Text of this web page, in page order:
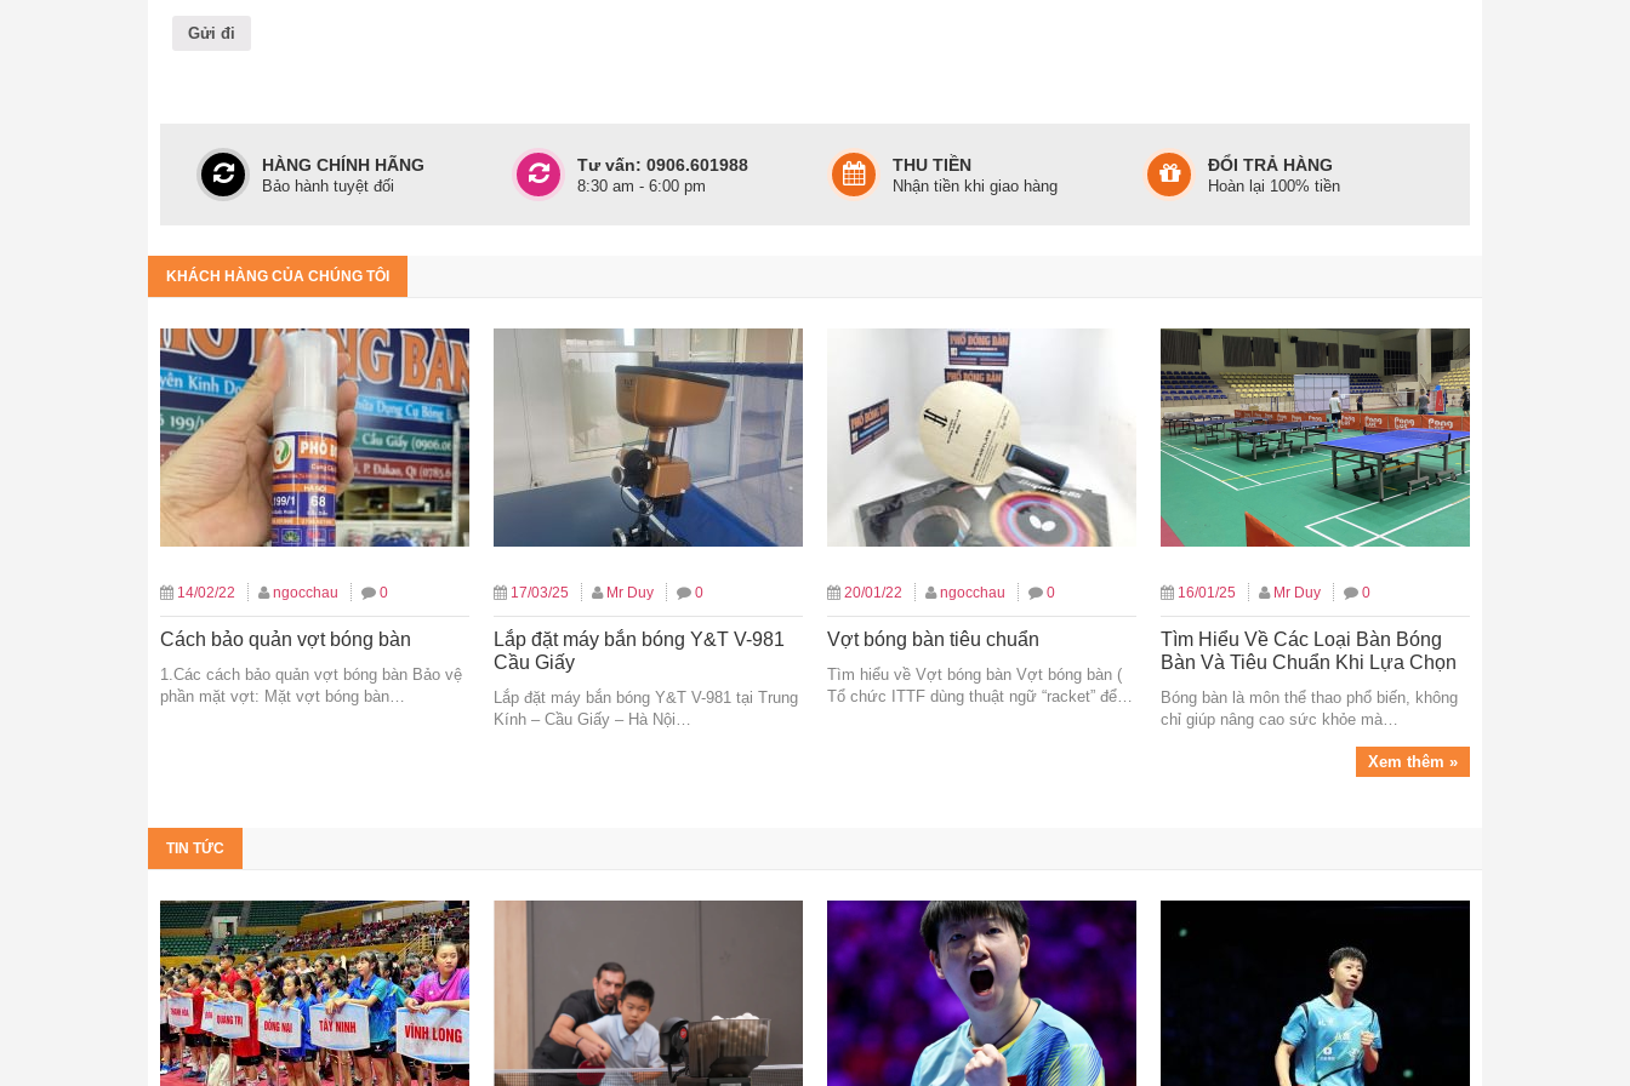
HÀNG CHÍNH HÃNG
Bảo hành tuyệt đối
Tư vấn: 0906.601988
8:30 am - 6:00 pm
THU TIỀN
Nhận tiền khi giao hàng
ĐỔI TRẢ HÀNG
Hoàn lại 100% tiền
KHÁCH HÀNG CỦA CHÚNG TÔI
14/02/22 ngocchau 0
Cách bảo quản vợt bóng bàn
1.Các cách bảo quản vợt bóng bàn Bảo vệ
phần mặt vợt: Mặt vợt bóng bàn…
17/03/25 Mr Duy 0
Lắp đặt máy bắn bóng Y&T V-981
Cầu Giấy
Lắp đặt máy bắn bóng Y&T V-981 tại Trung
Kính – Cầu Giấy – Hà Nội…
20/01/22 ngocchau 0
Vợt bóng bàn tiêu chuẩn
Tìm hiểu về Vợt bóng bàn Vợt bóng bàn (
Tổ chức ITTF dùng thuật ngữ “racket” để…
16/01/25 Mr Duy 0
Tìm Hiểu Về Các Loại Bàn Bóng
Bàn Và Tiêu Chuẩn Khi Lựa Chọn
Bóng bàn là môn thể thao phổ biến, không
chỉ giúp nâng cao sức khỏe mà…
Xem thêm »
TIN TỨC